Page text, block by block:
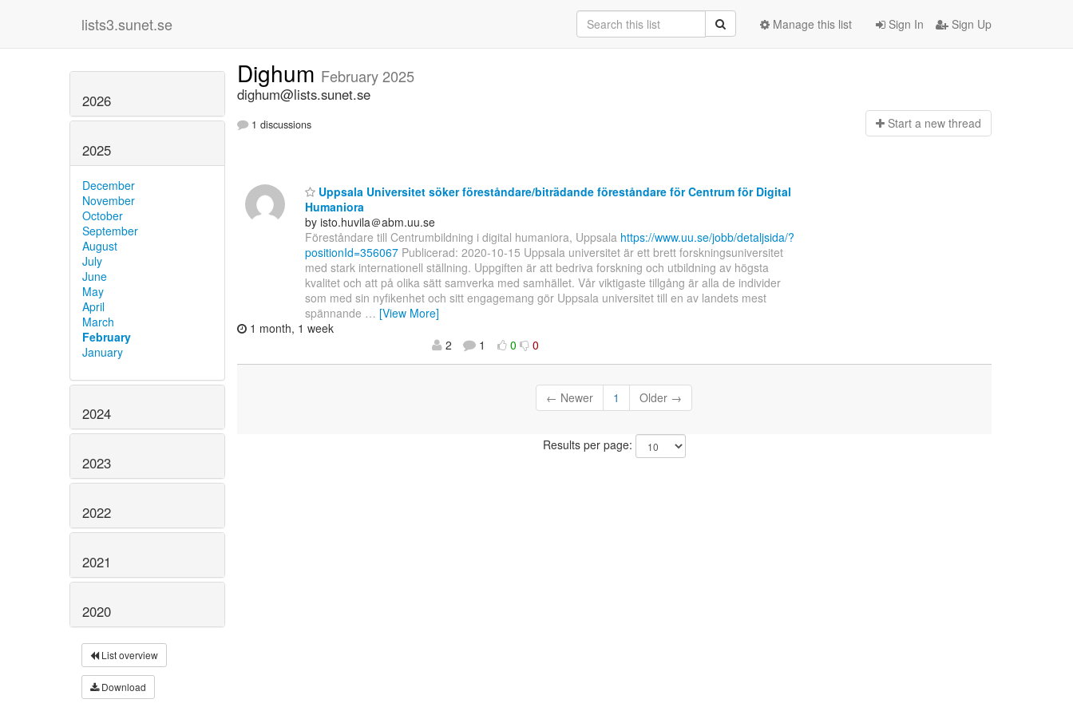
lists3.sunet.se Sign In Sign Up
Manage this list
2026
2025
December
November
October
September
August
July
June
May
April
March
February
January
2024
2023
2022
2021
2020
List overview
Download
Dighum February 2025
dighum@lists.sunet.se
1 discussions Start a new thread
Uppsala Universitet söker föreståndare/biträdande föreståndare för Centrum för Digital
Humaniora
by isto.huvila＠abm.uu.se
Föreståndare till Centrumbildning i digital humaniora, Uppsala https://www.uu.se/jobb/detaljsida/?
positionId=356067 Publicerad: 2020-10-15 Uppsala universitet är ett brett forskningsuniversitet
med stark internationell ställning. Uppgiften är att bedriva forskning och utbildning av högsta
kvalitet och att på olika sätt samverka med samhället. Vår viktigaste tillgång är alla de individer
som med sin nyfikenhet och sitt engagemang gör Uppsala universitet till en av landets mest
spännande … [View More]
1 month, 1 week
2
1 0 0
← Newer 1 Older →
Results per page: